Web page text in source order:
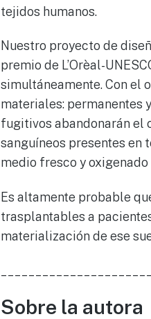
tejidos humanos.
Nuestro proyecto de
premio de L’Orèal-
simultáneamente. Con el
materiales: permanentes
fugitivos abandonarán el
sanguíneos presentes
medio fresco y
Es altamente probable
trasplantables a
materialización de ese
Sobre la autora